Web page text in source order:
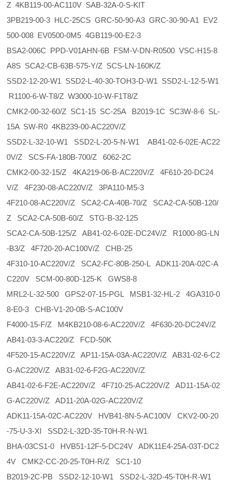
Z 4KB119-00-AC110V SAB-32A-0-S-KIT
3PB219-00-3 HLC-25CS GRC-50-90-A3 GRC-30-90-A1 EV2
500-008 EV0500-0M5 4GB119-00-E2-3
BSA2-006C PPD-V01AHN-6B FSM-V-DN-R0500 VSC-H15-8
A8S SCA2-CB-63B-575-Y/Z SCS-LN-160K/Z
SSD2-12-20-W1 SSD2-L-40-30-TOH3-D-W1 SSD2-L-12-5-W1
R1100-6-W-T8/Z W3000-10-W-F1T8/Z
CMK2-00-32-60/Z SC1-15 SC-25A B2019-1C SC3W-8-6 SL-
15A SW-R0 4KB239-00-AC220V/Z
SSD2-L-32-10-W1 SSD2-L-20-5-N-W1 AB41-02-6-02E-AC22
0V/Z SCS-FA-180B-700/Z 6062-2C
CMK2-00-32-15/Z 4KA219-06-B-AC220V/Z 4F610-20-DC24
V/Z 4F230-08-AC220V/Z 3PA110-M5-3
4F210-08-AC220V/Z SCA2-CA-40B-70/Z SCA2-CA-50B-120/
Z SCA2-CA-50B-60/Z STG-B-32-125
SCA2-CA-50B-125/Z AB41-02-6-02E-DC24V/Z R1000-8G-LN
-B3/Z 4F720-20-AC100V/Z CHB-25
4F310-10-AC220V/Z SCA2-FC-80B-250-L ADK11-20A-02C-A
C220V SCM-00-80D-125-K GWS8-8
MRL2-L-32-500 GPS2-07-15-PGL MSB1-32-HL-2 4GA310-0
8-E0-3 CHB-V1-20-0B-S-AC100V
F4000-15-F/Z M4KB210-08-6-AC220V/Z 4F630-20-DC24V/Z
AB41-03-3-AC220/Z FCD-50K
4F520-15-AC220V/Z AP11-15A-03A-AC220V/Z AB31-02-6-C2
G-AC220V/Z AB31-02-6-F2G-AC220V/Z
AB41-02-6-F2E-AC220V/Z 4F710-25-AC220V/Z AD11-15A-02
G-AC220V/Z AD11-20A-02G-AC220V/Z
ADK11-15A-02C-AC220V HVB41-8N-5-AC100V CKV2-00-20
-75-U-3-XI SSD2-L-32D-35-T0H-R-N-W1
BHA-03CS1-0 HVB51-12F-5-DC24V ADK11E4-25A-03T-DC2
4V CMK2-CC-20-25-T0H-R/Z SC1-10
B2019-2C-PB SSD2-12-10-W1 SSD2-L-32D-45-T0H-R-W1